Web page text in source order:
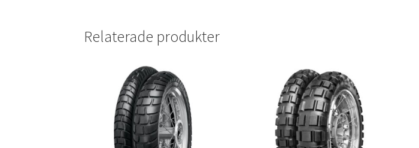
Relaterade produkter